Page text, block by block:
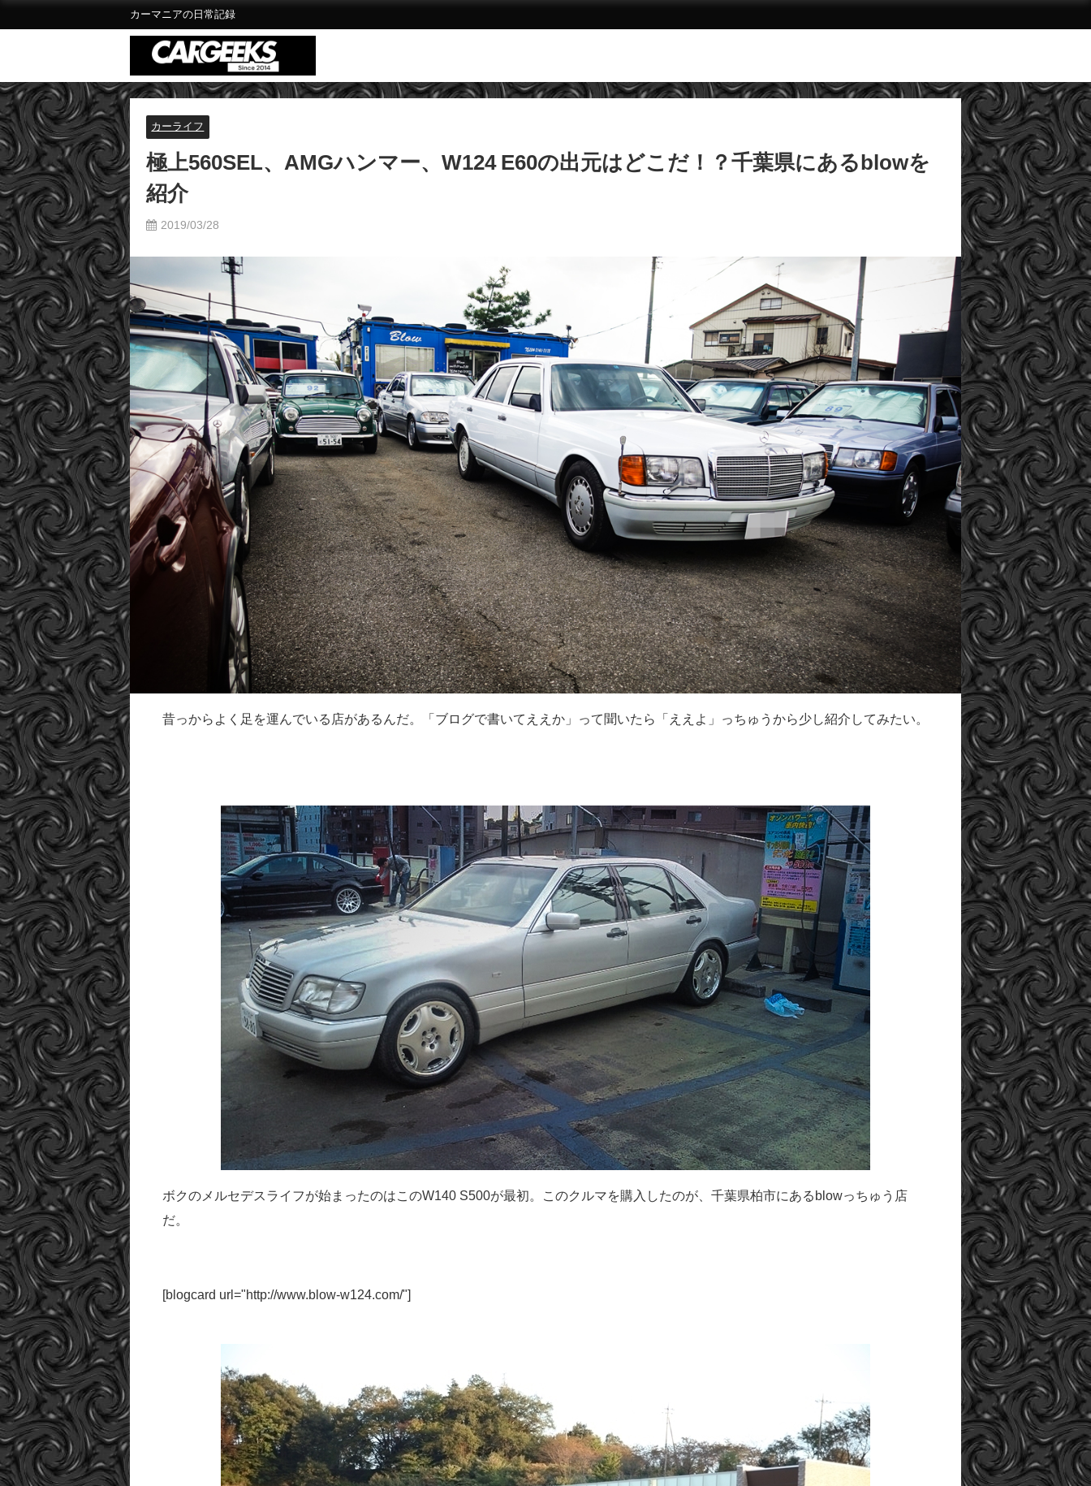
カーマニアの日常記録
カーライフ
極上560SEL、AMGハンマー、W124 E60の出元はどこだ！？千葉県にあるblowを
紹介
2019/03/28
昔っからよく足を運んでいる店があるんだ。「ブログで書いてええか」って聞いたら「ええよ」っちゅうから少し紹介してみたい。
ボクのメルセデスライフが始まったのはこのW140 S500が最初。このクルマを購入したのが、千葉県柏市にあるblowっちゅう店
だ。
[blogcard url="http://www.blow-w124.com/"]